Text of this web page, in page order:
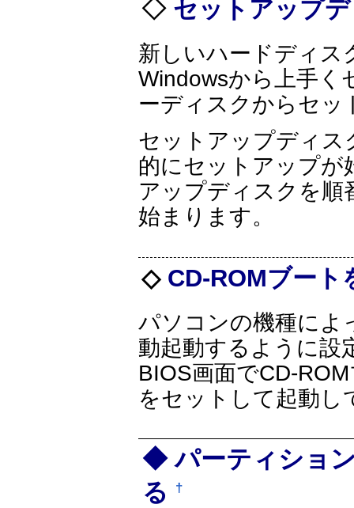
セットアップ
新しいハードディス
Windowsから上手く
ーディスクからセッ
セットアップディス
的にセットアップが
アップディスクを順
始まります。
CD-ROMブー
パソコンの機種によ
動起動するように設
BIOS画面でCD-
をセットして起動し
パーティショ
る
†